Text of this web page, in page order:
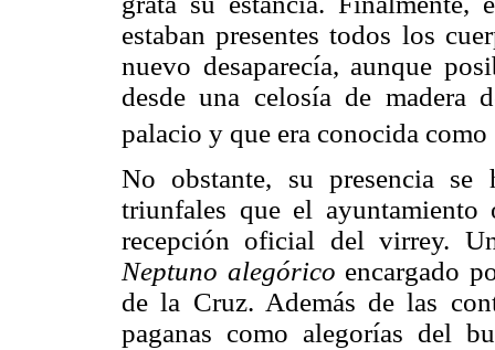
estaban presentes todos los
nuevo desaparecía, aunque
desde una celosía de madera
palacio y que era conocida
No obstante, su presencia
triunfales que el ayuntamiento
recepción oficial del virrey.
Neptuno alegórico encargado
de la Cruz. Además de las
paganas como alegorías del